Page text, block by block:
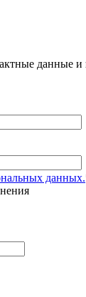
данные
данных.